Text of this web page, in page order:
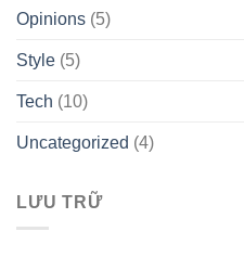
Opinions (5)
Style (5)
Tech (10)
Uncategorized (4)
LƯU TRỮ